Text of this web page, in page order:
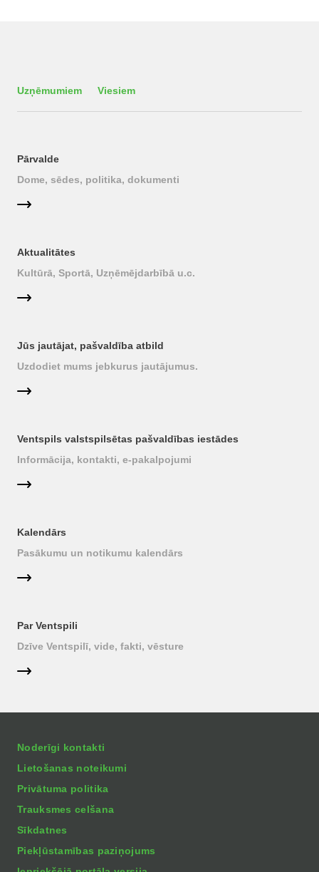
Uzņēmumiem Viesiem
Pārvalde
Dome, sēdes, politika, dokumenti
Aktualitātes
Kultūrā, Sportā, Uzņēmējdarbībā u.c.
Jūs jautājat, pašvaldība atbild
Uzdodiet mums jebkurus jautājumus.
Ventspils valstspilsētas pašvaldības iestādes
Informācija, kontakti, e-pakalpojumi
Kalendārs
Pasākumu un notikumu kalendārs
Par Ventspili
Dzīve Ventspilī, vide, fakti, vēsture
Noderīgi kontakti
Lietošanas noteikumi
Privātuma politika
Trauksmes celšana
Sīkdatnes
Piekļūstamības paziņojums